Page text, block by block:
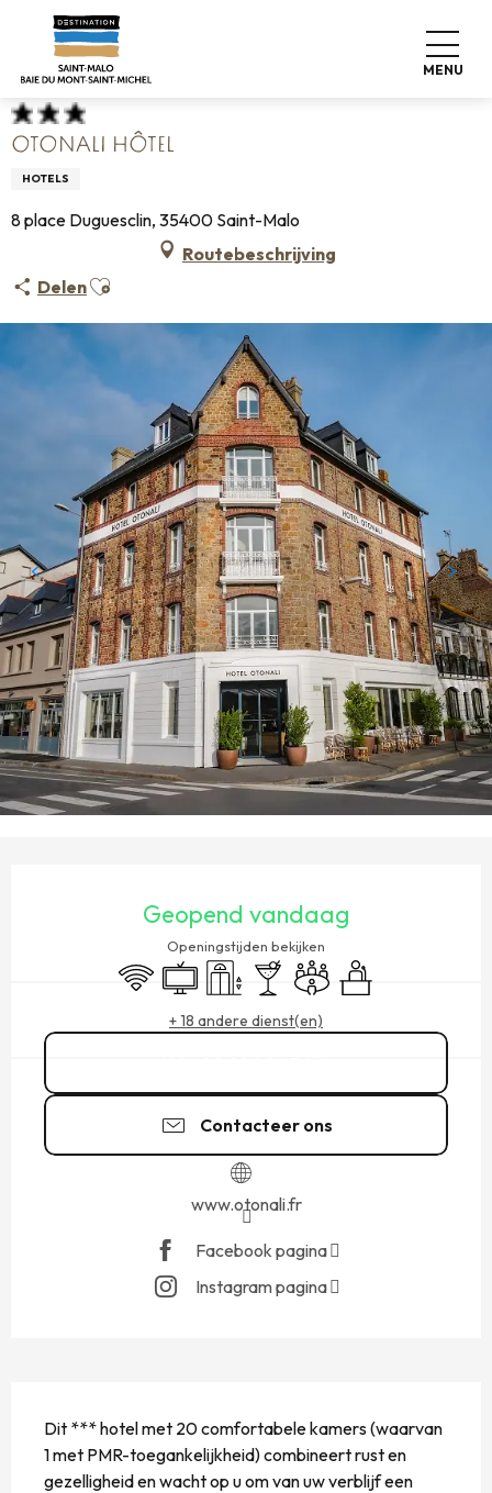
contenu
MENU
Home Koffers pakken
Otonali Hôtel
OTONALI HÔTEL
HOTELS
8 place Duguesclin, 35400 Saint-Malo
Routebeschrijving
DelenAjouter aux favoris
Geopend vandaag
Openingstijden bekijken
Wifi Televisie
Lift Bar / Versnaperingsbar
Vergaderzaal
Seminars
+ 18 andere dienst(en)
Contacteer ons
www.otonali.fr
Facebook pagina
Instagram pagina
Dit *** hotel met 20 comfortabele kamers (waarvan
1 met PMR-toegankelijkheid) combineert rust en
gezelligheid en wacht op u om van uw verblijf een